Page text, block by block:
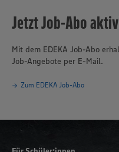
Jetzt Job-Abo
Mit dem EDEKA Job-Abo
Job-Angebote per E-Mail.
Zum EDEKA Job-Abo